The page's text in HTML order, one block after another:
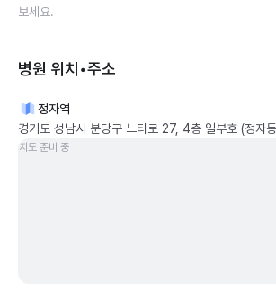
보세요.
병원 위치•주소
정자역
경기도 성남시 분당구 느티로 27, 4층 일부호 (정자
지도 준비 중